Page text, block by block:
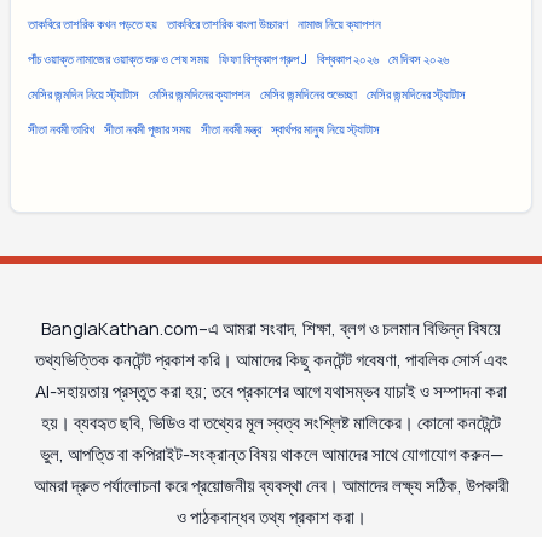
তাকবিরে তাশরিক কখন পড়তে হয় তাকবিরে তাশরিক বাংলা উচ্চারণ নামাজ নিয়ে ক্যাপশন
পাঁচ ওয়াক্ত নামাজের ওয়াক্ত শুরু ও শেষ সময় ফিফা বিশ্বকাপ গ্রুপ J বিশ্বকাপ ২০২৬ মে দিবস ২০২৬
মেসির জন্মদিন নিয়ে স্ট্যাটাস মেসির জন্মদিনের ক্যাপশন মেসির জন্মদিনের শুভেচ্ছা মেসির জন্মদিনের স্ট্যাটাস
সীতা নবমী তারিখ সীতা নবমী পূজার সময় সীতা নবমী মন্ত্র স্বার্থপর মানুষ নিয়ে স্ট্যাটাস
BanglaKathan.com–এ আমরা সংবাদ, শিক্ষা, ব্লগ ও চলমান বিভিন্ন বিষয়ে
তথ্যভিত্তিক কনটেন্ট প্রকাশ করি। আমাদের কিছু কনটেন্ট গবেষণা, পাবলিক সোর্স এবং
AI-সহায়তায় প্রস্তুত করা হয়; তবে প্রকাশের আগে যথাসম্ভব যাচাই ও সম্পাদনা করা
হয়। ব্যবহৃত ছবি, ভিডিও বা তথ্যের মূল স্বত্ব সংশ্লিষ্ট মালিকের। কোনো কনটেন্টে
ভুল, আপত্তি বা কপিরাইট-সংক্রান্ত বিষয় থাকলে আমাদের সাথে যোগাযোগ করুন—
আমরা দ্রুত পর্যালোচনা করে প্রয়োজনীয় ব্যবস্থা নেব। আমাদের লক্ষ্য সঠিক, উপকারী
ও পাঠকবান্ধব তথ্য প্রকাশ করা।